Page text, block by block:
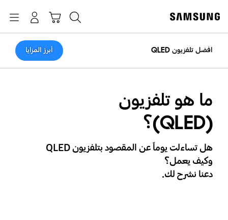
افضل تلفزيون QLED أبرز المزايا
ما هو تلفزيون
(QLED)؟
هل تساءلت يوماً عن المقصود بتلفزيون QLED
وكيف يعمل؟
دعنا نشرح لك.